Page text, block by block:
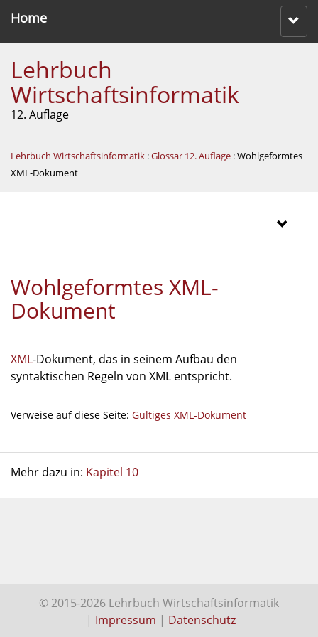
Home
Lehrbuch
Wirtschaftsinformatik
12. Auflage
Lehrbuch Wirtschaftsinformatik :Glossar 12. Auflage : Wohlgeformtes
XML-Dokument
Wohlgeformtes XML-
Dokument
XML-Dokument, das in seinem Aufbau den
syntaktischen Regeln von XML entspricht.
Verweise auf diese Seite: Gültiges XML-Dokument
Mehr dazu in: Kapitel 10
© 2015-2026 Lehrbuch Wirtschaftsinformatik
| Impressum | Datenschutz